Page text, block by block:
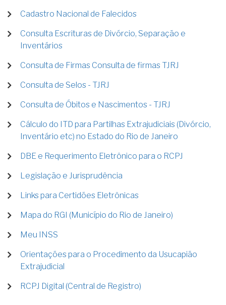
Cadastro Nacional de Falecidos
Consulta Escrituras de Divórcio, Separação e
Inventários
Consulta de Firmas Consulta de firmas TJRJ
Consulta de Selos - TJRJ
Consulta de Óbitos e Nascimentos - TJRJ
Cálculo do ITD para Partilhas Extrajudiciais (Divórcio,
Inventário etc) no Estado do Rio de Janeiro
DBE e Requerimento Eletrônico para o RCPJ
Legislação e Jurisprudência
Links para Certidões Eletrônicas
Mapa do RGI (Município do Rio de Janeiro)
Meu INSS
Orientações para o Procedimento da Usucapião
Extrajudicial
RCPJ Digital (Central de Registro)